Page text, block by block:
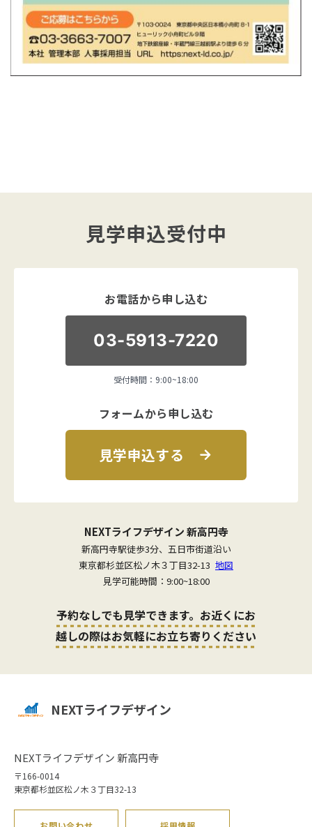
見学申込受付中
お電話から申し込む
03-5913-7220
受付時間：9:00~18:00
フォームから申し込む
見学申込する
NEXTライフデザイン 新高円寺
新高円寺駅徒歩3分、五日市街道沿い
東京都杉並区松ノ木３丁目32-13 地図
見学可能時間：9:00~18:00
予約なしでも見学できます。お近くにお
越しの際はお気軽にお立ち寄りください
NEXTライフデザイン
NEXTライフデザイン 新高円寺
〒166-0014
東京都杉並区松ノ木３丁目32-13